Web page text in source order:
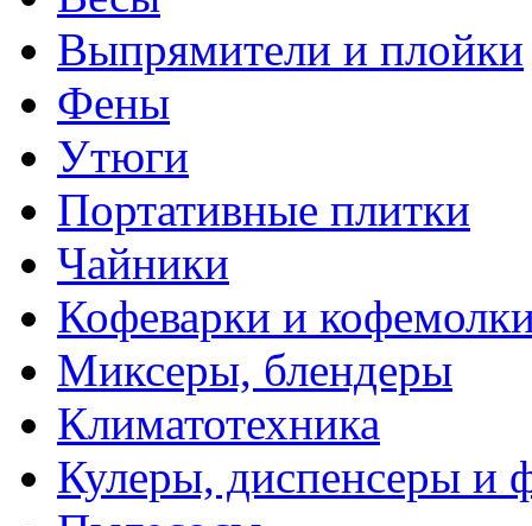
Выпрямители и плойки
Фены
Утюги
Портативные плитки
Чайники
Кофеварки и
Миксеры, блендеры
Климатотехника
Кулеры, диспенсеры и